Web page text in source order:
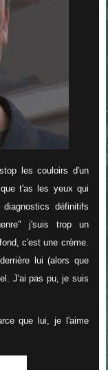
les couloirs d'un
t'as les yeux qui
définitifs
j'suis trop un
c'est une crème.
lui (alors que
J'ai pas pu, je suis
que lui, je l'aime